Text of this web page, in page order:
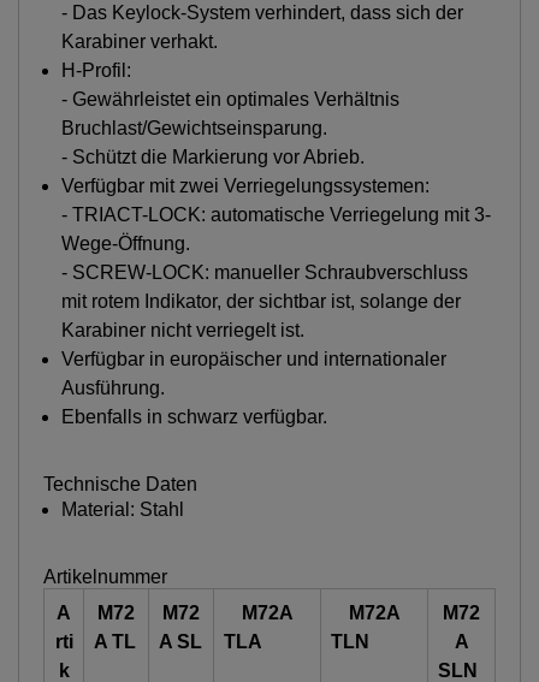
- Das Keylock-System verhindert, dass sich der
Karabiner verhakt.
H-Profil:
- Gewährleistet ein optimales Verhältnis
Bruchlast/Gewichtseinsparung.
- Schützt die Markierung vor Abrieb.
Verfügbar mit zwei Verriegelungssystemen:
- TRIACT-LOCK: automatische Verriegelung mit 3-
Wege-Öffnung.
- SCREW-LOCK: manueller Schraubverschluss
mit rotem Indikator, der sichtbar ist, solange der
Karabiner nicht verriegelt ist.
Verfügbar in europäischer und internationaler
Ausführung.
Ebenfalls in schwarz verfügbar.
Technische Daten
Material: Stahl
Artikelnummer
A
rti
k
M72
A TL
M72
A SL
M72A
TLA
M72A
TLN
M72
A
SLN